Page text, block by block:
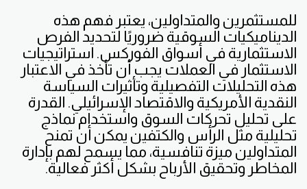
للمستثمرين والمتداولين، يعتبر فهم هذه
الديناميكيات السوقية ضروريًا لتحديد الفرص
الاستثمارية في أسواق الفوركس. استراتيجيات
الاستثمار في العملات يجب أن تأخذ في الاعتبار
هذه التحليلات التفصيلية وتأثيرات السياسة
النقدية الأمريكية والاقتصاد الإسرائيلي. القدرة
على تحليل تحركات السوق واستخدام نماذج
تحليلية مثل الرأس والكتفين يمكن أن تمنح
المتداولين ميزة تنافسية، مما يسمح لهم بإدارة
المخاطر وتحقيق الأرباح بشكل أكثر فعالية.